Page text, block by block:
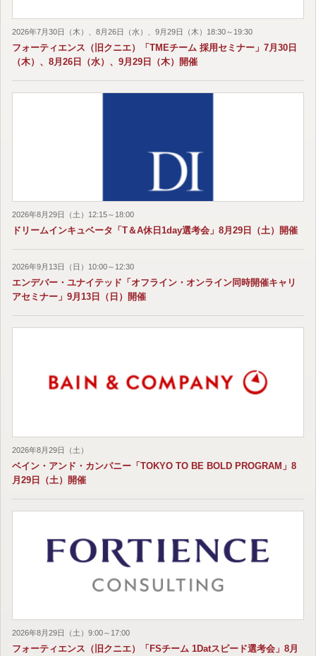
2026年7月30日（木）、8月26日（水）、9月29日（木）18:30～19:30
フォーティエンス（旧クニエ）「TMEチーム 採用セミナー」7月30日
（木）、8月26日（水）、9月29日（木）開催
2026年8月29日（土）12:15～18:00
ドリームインキュベータ「T＆A休日1day選考会」8月29日（土）開催
2026年9月13日（日）10:00～12:30
エンデバー・ユナイテッド「オフライン・オンライン同時開催キャリ
アセミナー」9月13日（日）開催
2026年8月29日（土）
ベイン・アンド・カンパニー「TOKYO TO BE BOLD PROGRAM」8
月29日（土）開催
2026年8月29日（土）9:00～17:00
フォーティエンス（旧クニエ）「FSチーム 1Datスピード選考会」8月